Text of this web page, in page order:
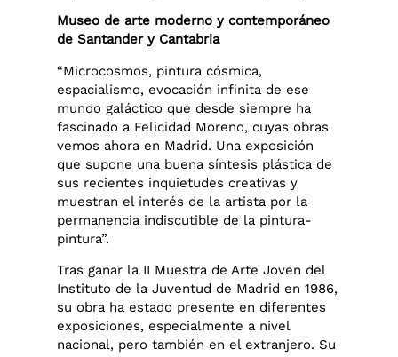
Museo de arte moderno y contemporáneo
de Santander y Cantabria
“Microcosmos, pintura cósmica,
espacialismo, evocación infinita de ese
mundo galáctico que desde siempre ha
fascinado a Felicidad Moreno, cuyas obras
vemos ahora en Madrid. Una exposición
que supone una buena síntesis plástica de
sus recientes inquietudes creativas y
muestran el interés de la artista por la
permanencia indiscutible de la pintura-
pintura”.
Tras ganar la II Muestra de Arte Joven del
Instituto de la Juventud de Madrid en 1986,
su obra ha estado presente en diferentes
exposiciones, especialmente a nivel
nacional, pero también en el extranjero. Su